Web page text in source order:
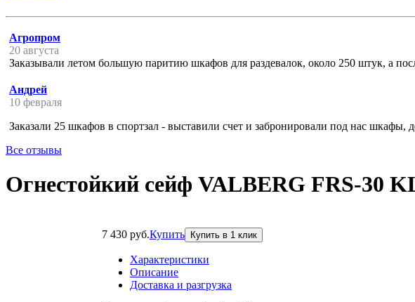
Агропром
20 августа
Заказывали летом большую паритию шкафов для раздевалок, около 250 штук, а
Андрей
10 февраля
Заказали 25 шкафов в спортзал - выставили счет и забронировали под нас шкафы,
Все отзывы
Огнестойкий сейф VALBERG FRS-30
7 430 руб.Купить
Характеристики
Описание
Доставка и разгрузка